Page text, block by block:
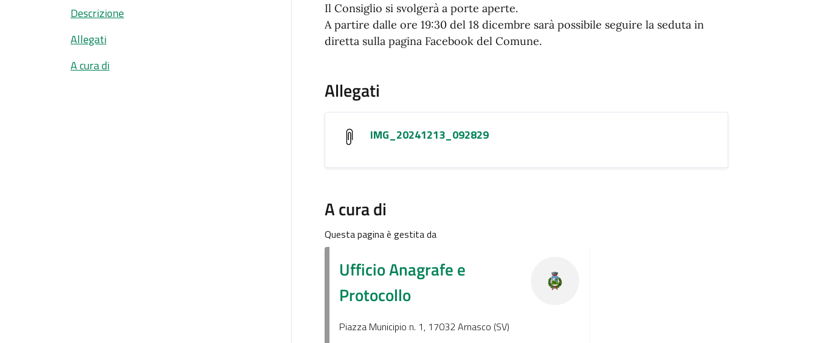
Descrizione
Allegati
A cura di
Il Consiglio si svolgerà a porte aperte.
A partire dalle ore 19:30 del 18 dicembre sarà possibile seguire la seduta in
diretta sulla pagina Facebook del Comune.
Allegati
IMG_20241213_092829
A cura di
Questa pagina è gestita da
Ufficio Anagrafe e
Protocollo
Piazza Municipio n. 1, 17032 Arnasco (SV)